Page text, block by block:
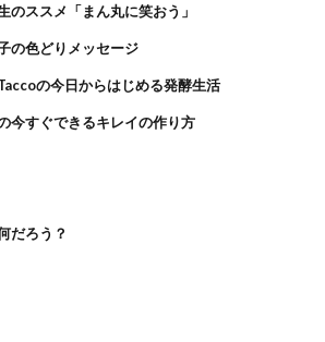
ススメ「まん丸に笑おう」
の色どりメッセージ
の今日からはじめる発酵生活
今すぐできるキレイの作り方
だろう？